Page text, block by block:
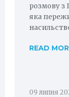
розмову
яка
READ
09 липня